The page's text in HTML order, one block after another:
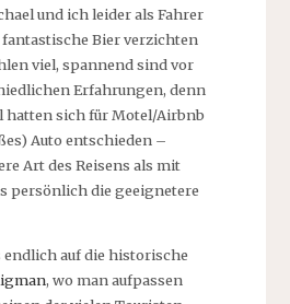
und ich leider als Fahrer
Bier verzichten
viel, spannend sind vor
Erfahrungen, denn
hatten sich für Motel/Airbnb
Auto entschieden –
Art des Reisens als mit
persönlich die geeignetere
endlich auf die historische
, wo man aufpassen